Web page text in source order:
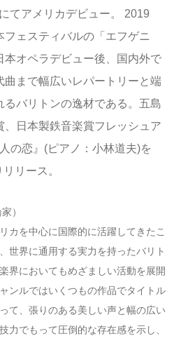
てアメリカデビュー。 2019
ェスティバルの「エフゲニ
本オペラデビュー後、国内外で
曲まで幅広いレパートリーと端
るバリトンの逸材である。五島
日本製鉄音楽賞フレッシュア
の恋』(ピアノ：小林道夫)を
リース。
）
カを中心に国際的に活躍してきたこ
世界に通用する実力を持ったバリト
界においてもめざましい活動を展開
ンルではいくつもの作品でタイトル
て、張りのある美しい声と幅の広い
力でもって圧倒的な存在感を示し、